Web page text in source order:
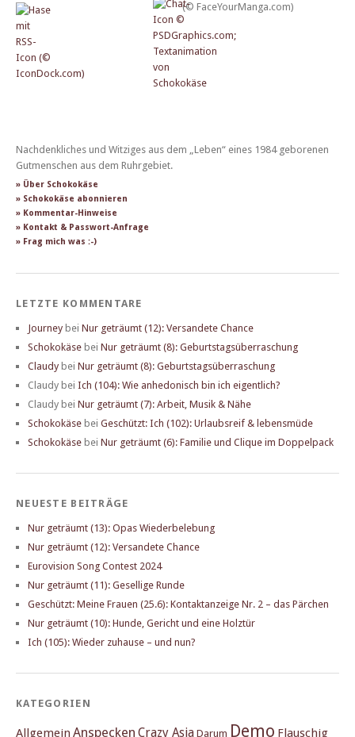
Nachdenkliches und Witziges aus dem „Leben“ eines 1984 geborenen
Gutmenschen aus dem Ruhrgebiet.
» Über Schokokäse
» Schokokäse abonnieren
» Kommentar-Hinweise
» Kontakt & Passwort-Anfrage
» Frag mich was :-)
LETZTE KOMMENTARE
Journey bei Nur geträumt (12): Versandete Chance
Schokokäse bei Nur geträumt (8): Geburtstagsüberraschung
Claudy bei Nur geträumt (8): Geburtstagsüberraschung
Claudy bei Ich (104): Wie anhedonisch bin ich eigentlich?
Claudy bei Nur geträumt (7): Arbeit, Musik & Nähe
Schokokäse bei Geschützt: Ich (102): Urlaubsreif & lebensmüde
Schokokäse bei Nur geträumt (6): Familie und Clique im Doppelpack
NEUESTE BEITRÄGE
Nur geträumt (13): Opas Wiederbelebung
Nur geträumt (12): Versandete Chance
Eurovision Song Contest 2024
Nur geträumt (11): Gesellige Runde
Geschützt: Meine Frauen (25.6): Kontaktanzeige Nr. 2 – das Pärchen
Nur geträumt (10): Hunde, Gericht und eine Holztür
Ich (105): Wieder zuhause – und nun?
KATEGORIEN
Allgemein Anspecken Crazy Asia Darum Demo Flauschig